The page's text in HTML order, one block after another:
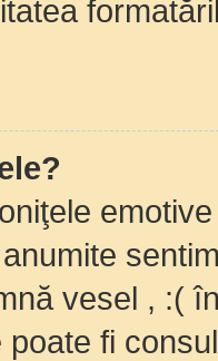
vesel , :(
poate fi